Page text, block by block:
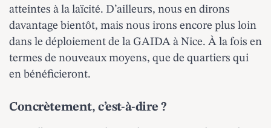
atteintes à la laïcité. D’ailleurs, nous en dirons
davantage bientôt, mais nous irons encore plus loin
dans le déploiement de la GAIDA à Nice. À la fois en
termes de nouveaux moyens, que de quartiers qui
en bénéficieront.
Concrètement, c’est-à-dire ?